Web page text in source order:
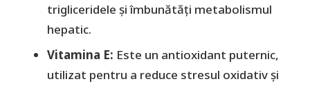
trigliceridele și îmbunătăți metabolismul
hepatic.
Vitamina E: Este un antioxidant puternic,
utilizat pentru a reduce stresul oxidativ și